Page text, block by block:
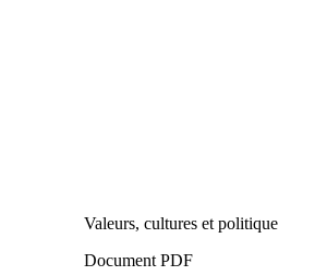
Valeurs, cultures et politique
Document PDF